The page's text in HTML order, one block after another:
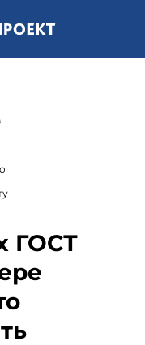
ГОСТ